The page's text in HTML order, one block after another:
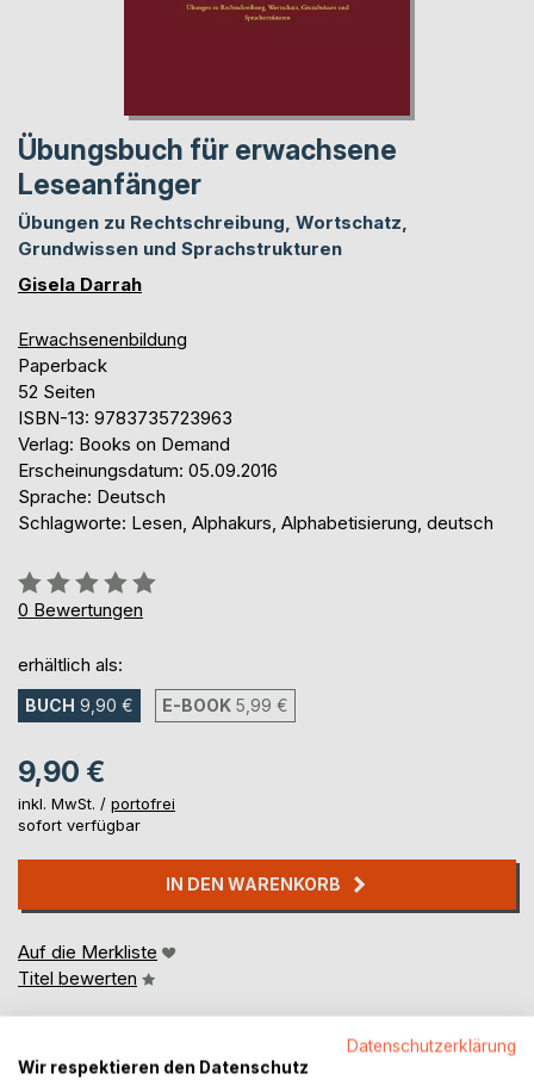
Übungsbuch für erwachsene
Leseanfänger
Übungen zu Rechtschreibung, Wortschatz,
Grundwissen und Sprachstrukturen
Gisela Darrah
Erwachsenenbildung
Paperback
52 Seiten
ISBN-13: 9783735723963
Verlag: Books on Demand
Erscheinungsdatum: 05.09.2016
Sprache: Deutsch
Schlagworte: Lesen, Alphakurs, Alphabetisierung, deutsch
Bewertung::
0%
0 Bewertungen
erhältlich als:
BUCH 9,90 € E-BOOK 5,99 €
9,90 €
inkl. MwSt. / portofrei
sofort verfügbar
IN DEN WARENKORB
Auf die Merkliste
Titel bewerten
Datenschutzerklärung
Wir respektieren den Datenschutz